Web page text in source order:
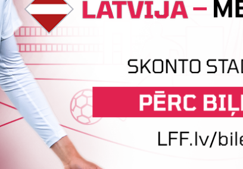
Tomašs Mickēvičs
Martins Štāls